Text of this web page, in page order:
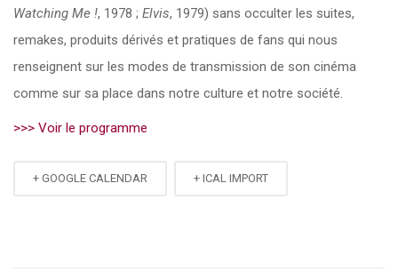
Watching Me !, 1978 ; Elvis, 1979) sans occulter les suites,
remakes, produits dérivés et pratiques de fans qui nous
renseignent sur les modes de transmission de son cinéma
comme sur sa place dans notre culture et notre société.
>>> Voir le programme
+ GOOGLE CALENDAR + ICAL IMPORT